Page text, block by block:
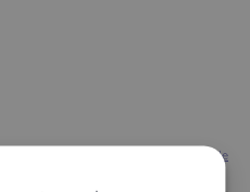
Ver mapa más grande